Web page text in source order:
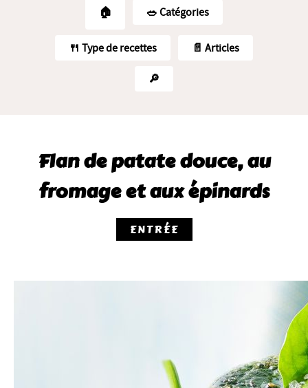
🏠 🥗️ Catégories
🍴 Type de recettes 📄 Articles
🔎
Flan de patate douce, au
fromage et aux épinards
ENTRÉE